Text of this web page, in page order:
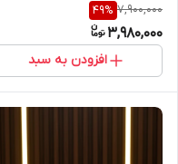
7,900,000
49%
3,980,000
افزودن به سبد